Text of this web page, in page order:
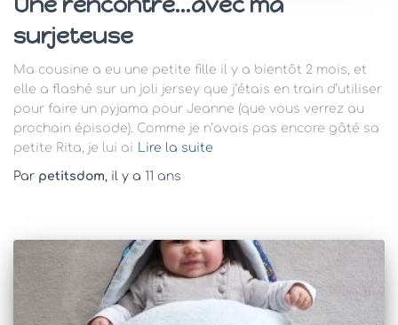
surjeteuse
Ma cousine a eu une petite fille il y a bientôt 2 mois, et
elle a flashé sur un joli jersey que j’étais en train d’utiliser
pour faire un pyjama pour Jeanne (que vous verrez au
prochain épisode). Comme je n’avais pas encore gâté sa
petite Rita, je lui ai
Lire la suite
Par petitsdom, il y a 11 ans